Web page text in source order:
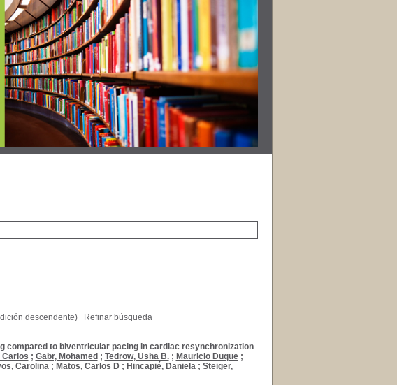
descendente) Refinar búsqueda
compared to biventricular pacing in cardiac resynchronization
Carlos ; Gabr, Mohamed ; Tedrow, Usha B.; Mauricio Duque;
Carolina; Matos, Carlos D ; Hincapié, Daniela; Steiger,